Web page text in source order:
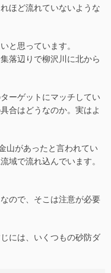
ほど流れていないような
と思っています。
落辺りで柳沢川に北から
ーゲットにマッチしてい
合はどうなのか。実はよ
山があったと言われてい
域で流れ込んでいます。
ので、そこは注意が必要
には、いくつもの砂防ダ